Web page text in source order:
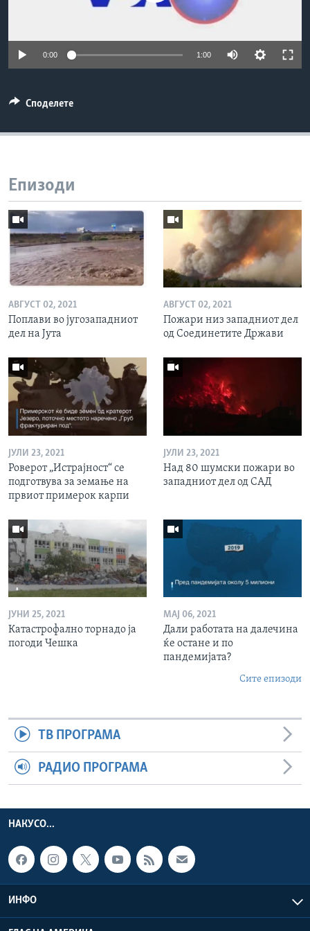
0:00 1:00
Споделете
Епизоди
АВГУСТ 02, 2021
Поплави во југозападниот
дел на Јута
АВГУСТ 02, 2021
Пожари низ западниот дел
од Соединетите Држави
ЈУЛИ 23, 2021
Роверот „Истрајност“ се
подготвува за земање на
првиот примерок карпи
ЈУЛИ 23, 2021
Над 80 шумски пожари во
западниот дел од САД
ЈУНИ 25, 2021
Катастрофално торнадо ја
погоди Чешка
МАЈ 06, 2021
Дали работата на далечина
ќе остане и по
пандемијата?
Сите епизоди
ТВ ПРОГРАМА
РАДИО ПРОГРАМА
НАКУСО...
ИНФО